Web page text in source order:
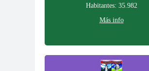
Habitantes: 35.982
Más info